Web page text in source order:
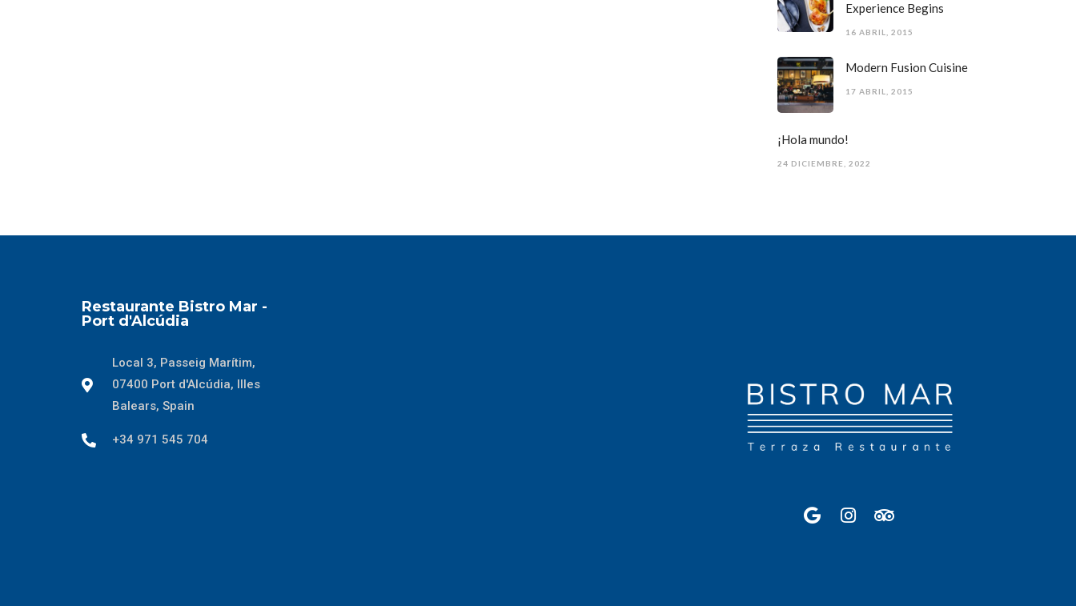
Experience Begins
16 ABRIL, 2015
Modern Fusion Cuisine
17 ABRIL, 2015
¡Hola mundo!
24 DICIEMBRE, 2022
Restaurante Bistro Mar -
Port d'Alcúdia
Local 3, Passeig Marítim,
07400 Port d'Alcúdia, Illes
Balears, Spain
+34 971 545 704